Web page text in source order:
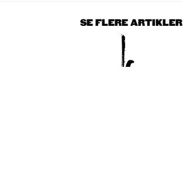
SE FLERE ARTIKLER